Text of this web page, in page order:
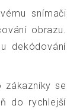
snímači
obrazu.
dekódování
zákazníky se
do rychlejší